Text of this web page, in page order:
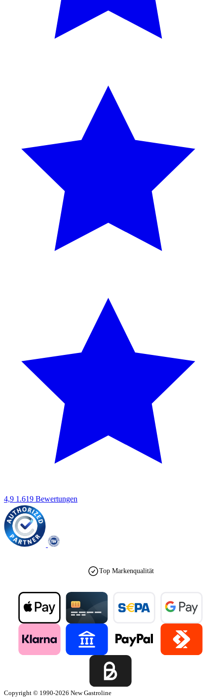
4,9 1.619 Bewertungen
Top Markenqualität
Copyright © 1990-2026 New Gastroline